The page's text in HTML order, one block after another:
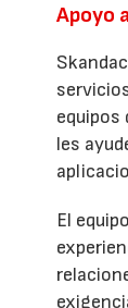
Apoyo
equipos
les
El